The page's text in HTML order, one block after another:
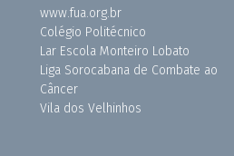
www.fua.org.br
Colégio Politécnico
Lar Escola Monteiro Lobato
Liga Sorocabana de Combate ao
Câncer
Vila dos Velhinhos